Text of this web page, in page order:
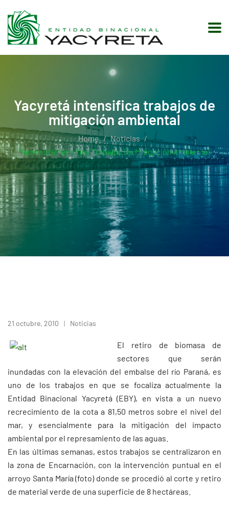
Yacyretá intensifica trabajos de
mitigación ambiental
Home
Noticias
Yacyretá Intensifica Trabajos De Mitigación Ambiental
21 octubre, 2010 Noticias
El retiro de biomasa de
sectores que serán
inundadas con la elevación del embalse del río Paraná, es
uno de los trabajos en que se focaliza actualmente la
Entidad Binacional Yacyretá (EBY), en vista a un nuevo
recrecimiento de la cota a 81,50 metros sobre el nivel del
mar, y esencialmente para la mitigación del impacto
ambiental por el represamiento de las aguas.
En las últimas semanas, estos trabajos se centralizaron en
la zona de Encarnación, con la intervención puntual en el
arroyo Santa María (foto) donde se procedió al corte y retiro
de material verde de una superficie de 8 hectáreas.